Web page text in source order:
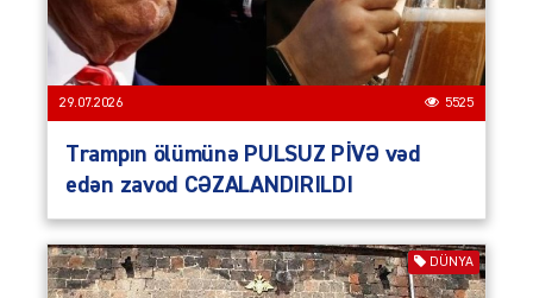
29.07.2026 5525
Trampın ölümünə PULSUZ PİVƏ vəd
edən zavod CƏZALANDIRILDI
DÜNYA